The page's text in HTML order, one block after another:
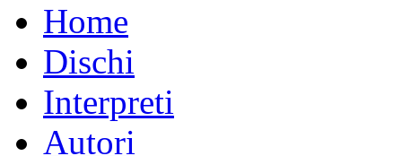
Home
Dischi
Interpreti
Autori